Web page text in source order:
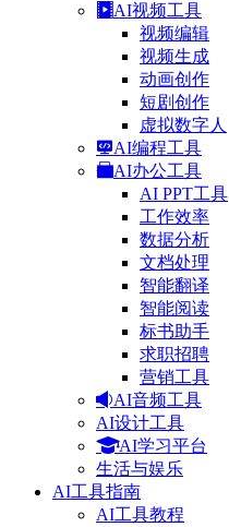
AI视频工具
视频编辑
视频生成
动画创作
短剧创作
虚拟数字人
AI编程工具
AI办公工具
AI PPT工具
工作效率
数据分析
文档处理
智能翻译
智能阅读
标书助手
求职招聘
营销工具
AI音频工具
AI设计工具
AI学习平台
生活与娱乐
AI工具指南
AI工具教程